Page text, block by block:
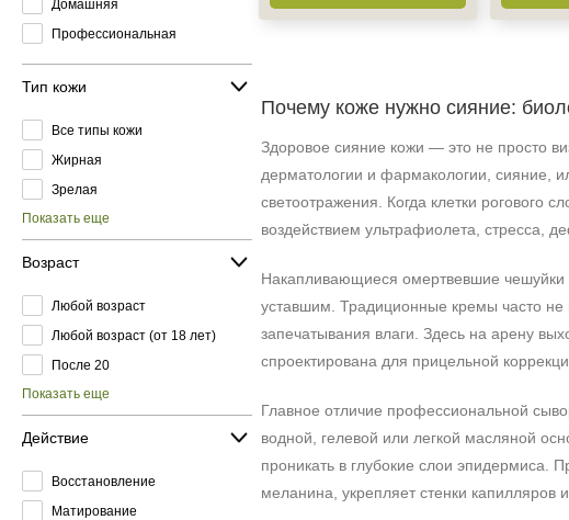
Домашняя
Профессиональная
Тип кожи
Все типы кожи
Жирная
Зрелая
Показать еще
Возраст
Любой возраст
Любой возраст (от 18 лет)
После 20
Показать еще
Действие
Восстановление
Матирование
Почему коже нужно сияние:
Здоровое сияние кожи — это не просто
дерматологии и фармакологии, сияние,
светоотражения. Когда клетки рогового
воздействием ультрафиолета, стресса,
Накапливающиеся омертвевшие чешуйки
уставшим. Традиционные кремы часто не
запечатывания влаги. Здесь на арену
спроектирована для прицельной
Главное отличие профессиональной
водной, гелевой или легкой масляной
проникать в глубокие слои эпидермиса.
меланина, укрепляет стенки капилляров